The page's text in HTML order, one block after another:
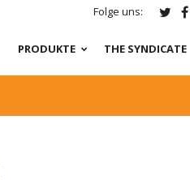
Folge uns:
PRODUKTE THE SYNDICATE